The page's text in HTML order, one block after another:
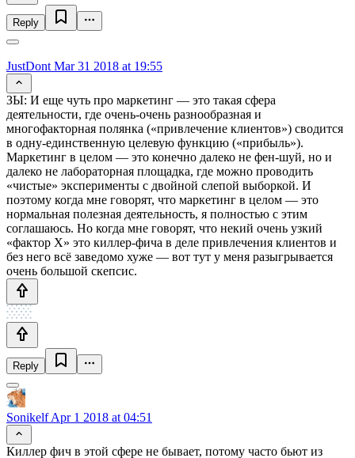
Reply
JustDont Mar 31 2018 at 19:55
ЗЫ: И еще чуть про маркетинг — это такая сфера
деятельности, где очень-очень разнообразная и
многофакторная полянка («привлечение клиентов») сводится
в одну-единственную целевую функцию («прибыль»).
Маркетинг в целом — это конечно далеко не фен-шуй, но и
далеко не лабораторная площадка, где можно проводить
«чистые» эксперименты с двойной слепой выборкой. И
поэтому когда мне говорят, что маркетинг в целом — это
нормальная полезная деятельность, я полностью с этим
соглашаюсь. Но когда мне говорят, что некий очень узкий
«фактор Х» это киллер-фича в деле привлечения клиентов и
без него всё заведомо хуже — вот тут у меня разыгрывается
очень большой скепсис.
Reply
SonikelfApr 1 2018 at 04:51
Киллер фич в этой сфере не бывает, потому часто бьют из